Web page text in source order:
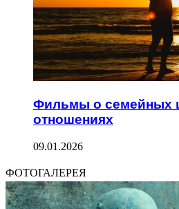
Фильмы о семейных
отношениях
09.01.2026
ФОТОГАЛЕРЕЯ